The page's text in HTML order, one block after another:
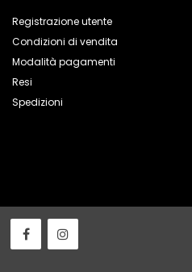
Registrazione utente
Condizioni di vendita
Modalità pagamenti
Resi
Spedizioni